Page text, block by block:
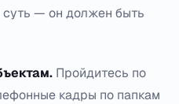
суть — он должен быть
Пройдитесь по
кадры по папкам